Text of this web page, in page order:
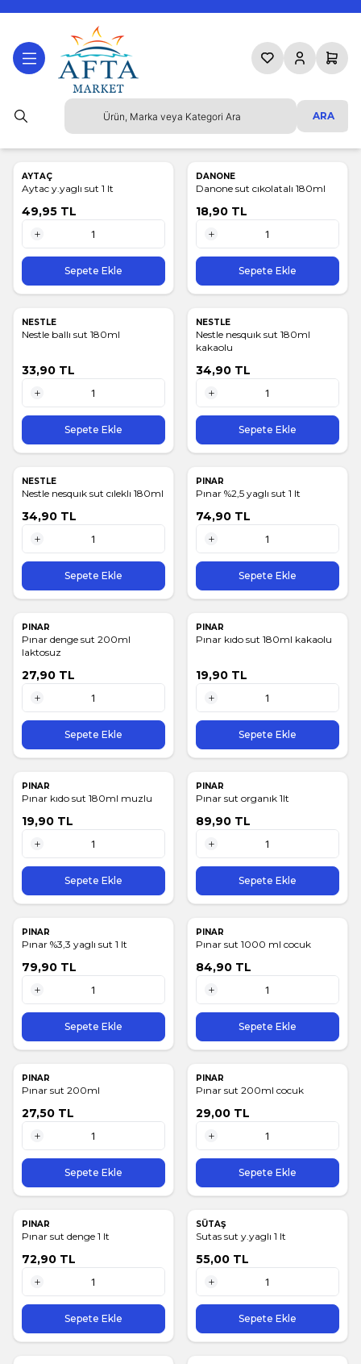
ARA
Favorilerim
HesabımSepetim
AYTAÇ
Aytac y.yaglı sut 1 lt
49,95 TL
1 Adet
Sepete Ekle
DANONE
Danone sut cıkolatalı 180ml
18,90 TL
1 Adet
Sepete Ekle
NESTLE
Nestle ballı sut 180ml
33,90 TL
1 Adet
Sepete Ekle
NESTLE
Nestle nesquık sut 180ml
kakaolu
34,90 TL
1 Adet
Sepete Ekle
NESTLE
Nestle nesquık sut cıleklı 180ml
34,90 TL
1 Adet
Sepete Ekle
PINAR
Pınar %2,5 yaglı sut 1 lt
74,90 TL
1 Adet
Sepete Ekle
PINAR
Pınar denge sut 200ml
laktosuz
27,90 TL
1 Adet
Sepete Ekle
PINAR
Pınar kıdo sut 180ml kakaolu
19,90 TL
1 Adet
Sepete Ekle
PINAR
Pınar kıdo sut 180ml muzlu
19,90 TL
1 Adet
Sepete Ekle
PINAR
Pınar sut organık 1lt
89,90 TL
1 Adet
Sepete Ekle
PINAR
Pınar %3,3 yaglı sut 1 lt
79,90 TL
1 Adet
Sepete Ekle
PINAR
Pınar sut 1000 ml cocuk
84,90 TL
1 Adet
Sepete Ekle
PINAR
Pınar sut 200ml
27,50 TL
1 Adet
Sepete Ekle
PINAR
Pınar sut 200ml cocuk
29,00 TL
1 Adet
Sepete Ekle
PINAR
Pınar sut denge 1 lt
72,90 TL
1 Adet
Sepete Ekle
SÜTAŞ
Sutas sut y.yaglı 1 lt
55,00 TL
1 Adet
Sepete Ekle